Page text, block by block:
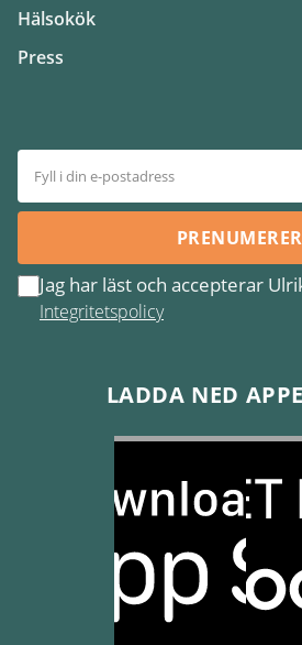
Hälsokök
Press
Jag har läst och accepterar
Integritetspolicy
LADDA NED